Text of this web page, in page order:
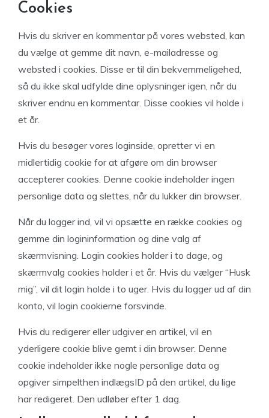
Cookies
Hvis du skriver en kommentar på vores websted, kan
du vælge at gemme dit navn, e-mailadresse og
websted i cookies. Disse er til din bekvemmeligehed,
så du ikke skal udfylde dine oplysninger igen, når du
skriver endnu en kommentar. Disse cookies vil holde i
et år.
Hvis du besøger vores loginside, opretter vi en
midlertidig cookie for at afgøre om din browser
accepterer cookies. Denne cookie indeholder ingen
personlige data og slettes, når du lukker din browser.
Når du logger ind, vil vi opsætte en række cookies og
gemme din logininformation og dine valg af
skærmvisning. Login cookies holder i to dage, og
skærmvalg cookies holder i et år. Hvis du vælger “Husk
mig”, vil dit login holde i to uger. Hvis du logger ud af din
konto, vil login cookierne forsvinde.
Hvis du redigerer eller udgiver en artikel, vil en
yderligere cookie blive gemt i din browser. Denne
cookie indeholder ikke nogle personlige data og
opgiver simpelthen indlægsID på den artikel, du lige
har redigeret. Den udløber efter 1 dag.